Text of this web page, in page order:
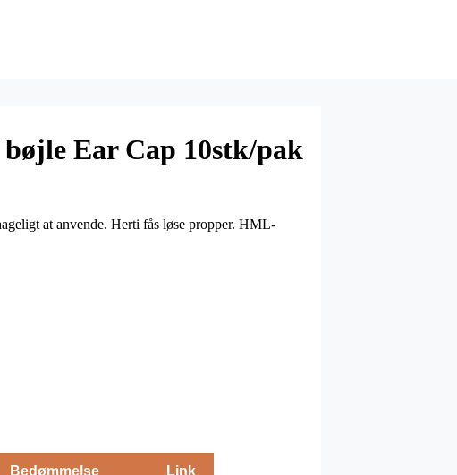
Ear Cap 10stk/pak
at anvende. Herti fås løse propper. HML-
Bedømmelse Link